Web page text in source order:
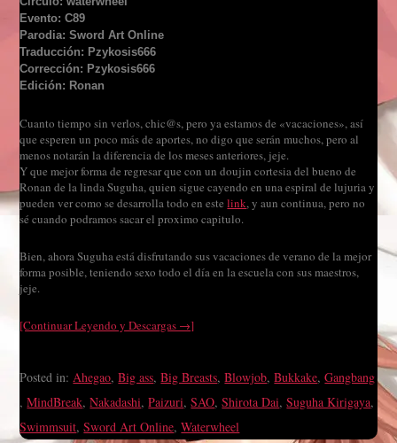
Evento: C89
Parodia: Sword Art Online
Traducción: Pzykosis666
Corrección: Pzykosis666
Edición: Ronan
Cuanto tiempo sin verlos, chic@s, pero ya estamos de «vacaciones», así
que esperen un poco más de aportes, no digo que serán muchos, pero al
menos notarán la diferencia de los meses anteriores, jeje.
Y que mejor forma de regresar que con un doujin cortesia del bueno de
Ronan de la linda Suguha, quien sigue cayendo en una espiral de lujuria y
pueden ver como se desarrolla todo en estelink, y aun continua, pero no
sé cuando podramos sacar el proximo capitulo.
Bien, ahora Suguha está disfrutando sus vacaciones de verano de la mejor
forma posible, teniendo sexo todo el día en la escuela con sus maestros,
jeje.
[Continuar Leyendo y Descargas →]
Posted in:Ahegao,Big ass,Big Breasts,Blowjob,Bukkake,Gangbang
,MindBreak,Nakadashi,Paizuri,SAO,Shirota Dai,Suguha Kirigaya,
Swimmsuit,Sword Art Online,Waterwheel